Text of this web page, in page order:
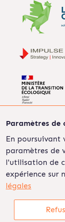
Paramètres de
En poursuivant
paramètres de
l'utilisation de
expérience sur
légales
01 86 76 70
©2022 Les
confidentialité